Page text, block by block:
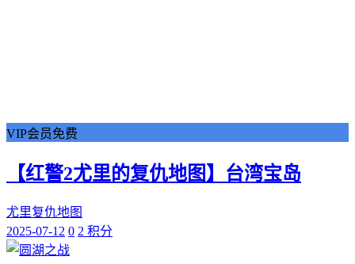
VIP会员免费
【红警2尤里的复仇地图】台湾宝岛
尤里复仇地图
2025-07-12 0 2 积分